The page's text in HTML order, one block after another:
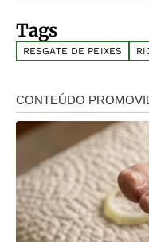
Tags
RESGATE DE PEIXES